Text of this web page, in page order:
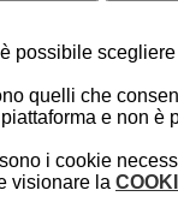
possibile
quelli che
e non è
i cookie
visionare la